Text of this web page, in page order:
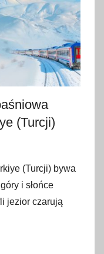
(Turcji)
(Turcji) bywa
i słońce
jezior czarują